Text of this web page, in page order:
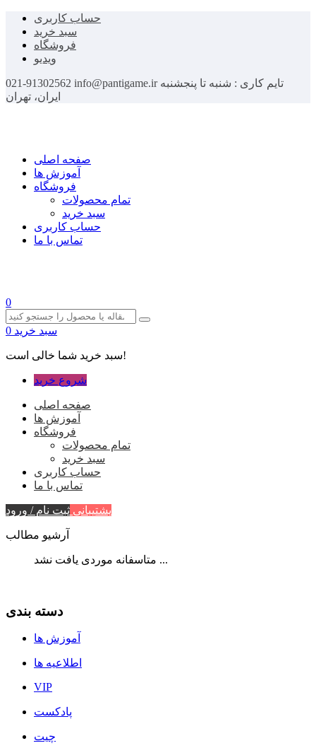
حساب کاربری
سبد خرید
فروشگاه
ویدیو
021-91302562 info@pantigame.ir تایم کاری : شنبه تا پنجشنبه
ایران، تهران
صفحه اصلی
آموزش ها
فروشگاه
تمام محصولات
سبد خرید
حساب کاربری
تماس با ما
0
سبد خرید 0
سبد خرید شما خالی است!
شروع خرید
صفحه اصلی
آموزش ها
فروشگاه
تمام محصولات
سبد خرید
حساب کاربری
تماس با ما
پشتیبانی ثبت نام / ورود
آرشیو مطالب
متاسفانه موردی یافت نشد ...
دسته بندی
آموزش ها
اطلاعیه ها
VIP
پادکست
چیت